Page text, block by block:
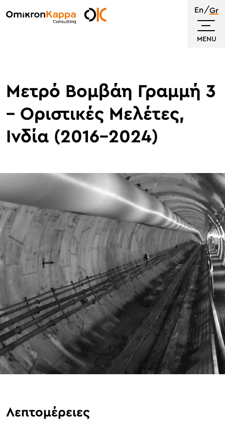
En Gr
MENU
Μετρό Βομβάη Γραμμή 3
– Οριστικές Μελέτες,
Ινδία (2016-2024)
Λεπτομέρειες